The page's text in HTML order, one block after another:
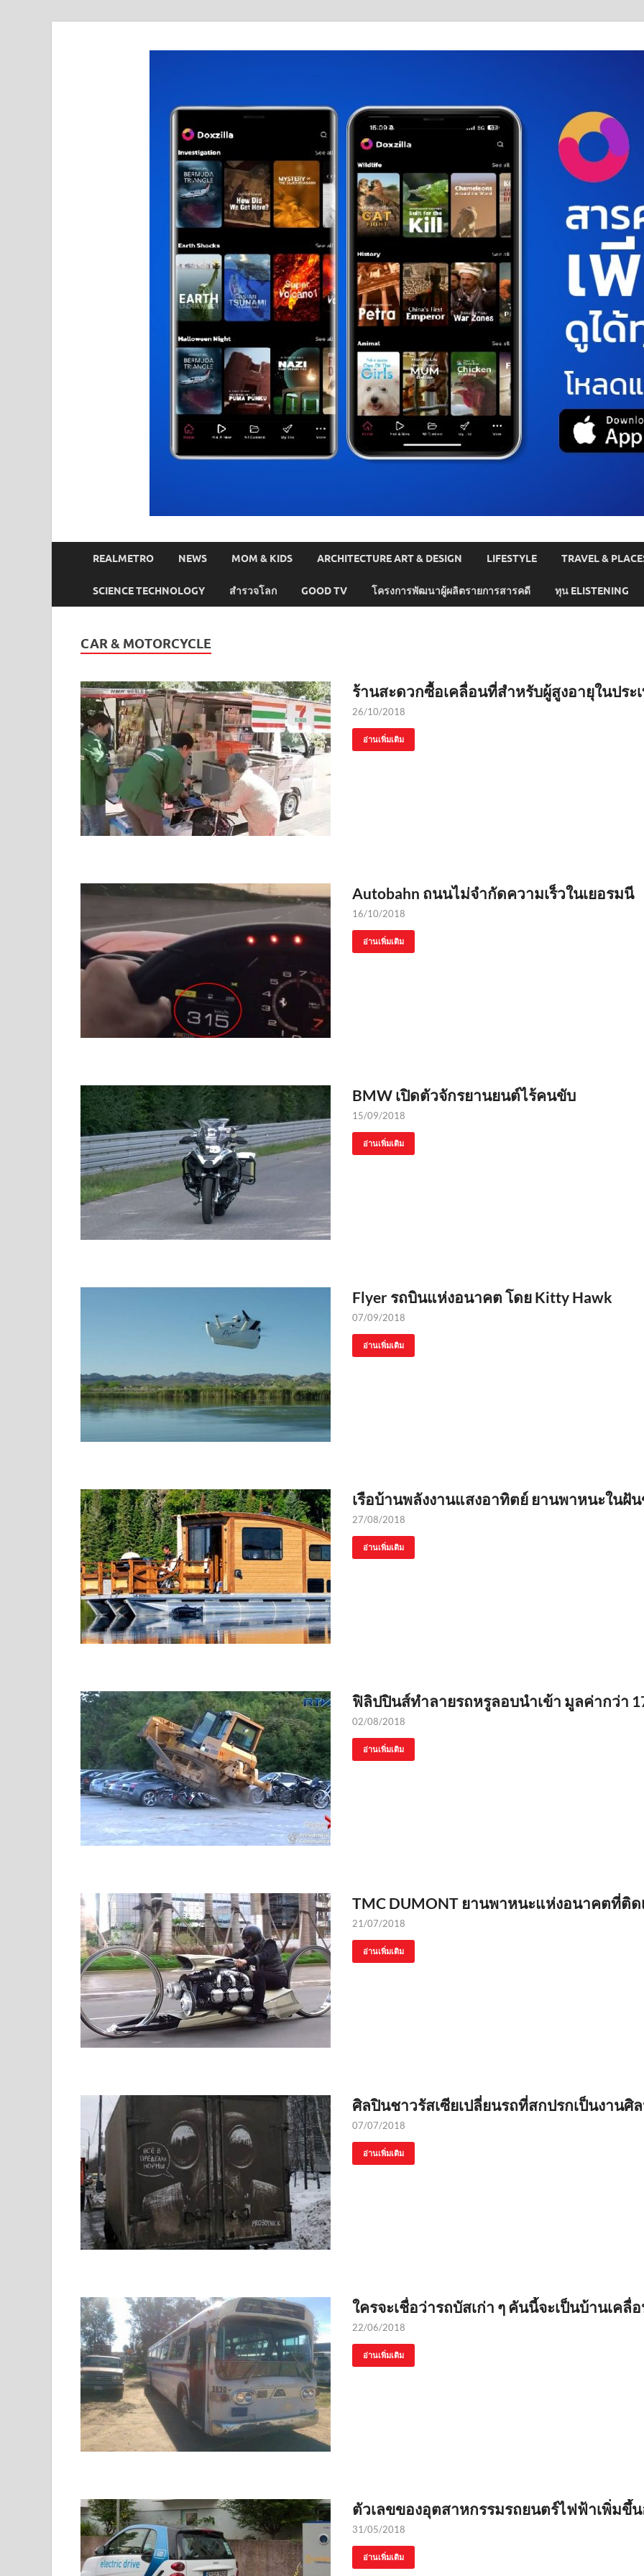
REALMETRO NEWS MOM & KIDS ARCHITECTURE ART & DESIGN LIFESTYLE TRAVEL &
SCIENCE TECHNOLOGY สำรวจโลก GOOD TV โครงการพัฒนาผู้ผลิตรายการสารคดี ทุน ELISTENING
CAR & MOTORCYCLE
ร้านสะดวกซื้อเคลื่อนที่สำหรับผู้สูงอายุในปร
26/10/2018
อ่านเพิ่มเติม
Autobahn ถนนไม่จำกัดความเร็วในเยอรมนี
16/10/2018
อ่านเพิ่มเติม
BMW เปิดตัวจักรยานยนต์ไร้คนขับ
15/09/2018
อ่านเพิ่มเติม
Flyer รถบินแห่งอนาคต โดย Kitty Hawk
07/09/2018
อ่านเพิ่มเติม
เรือบ้านพลังงานแสงอาทิตย์ ยานพาหนะในฝัน
27/08/2018
อ่านเพิ่มเติม
ฟิลิปปินส์ทำลายรถหรูลอบนำเข้า มูลค่ากว่า
02/08/2018
อ่านเพิ่มเติม
TMC DUMONT ยานพาหนะแห่งอนาคตที่ติด
21/07/2018
อ่านเพิ่มเติม
ศิลปินชาวรัสเซียเปลี่ยนรถที่สกปรกเป็นงานศิล
07/07/2018
อ่านเพิ่มเติม
ใครจะเชื่อว่ารถบัสเก่า ๆ คันนี้จะเป็นบ้านเคลื่
22/06/2018
อ่านเพิ่มเติม
ตัวเลขของอุตสาหกรรมรถยนตร์ไฟฟ้าเพิ่มขึ้น
31/05/2018
อ่านเพิ่มเติม